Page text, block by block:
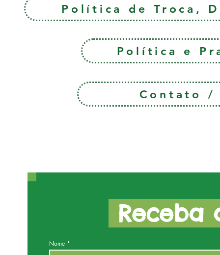
Política de Troca,
Política e
Contato /
Receba
Nome